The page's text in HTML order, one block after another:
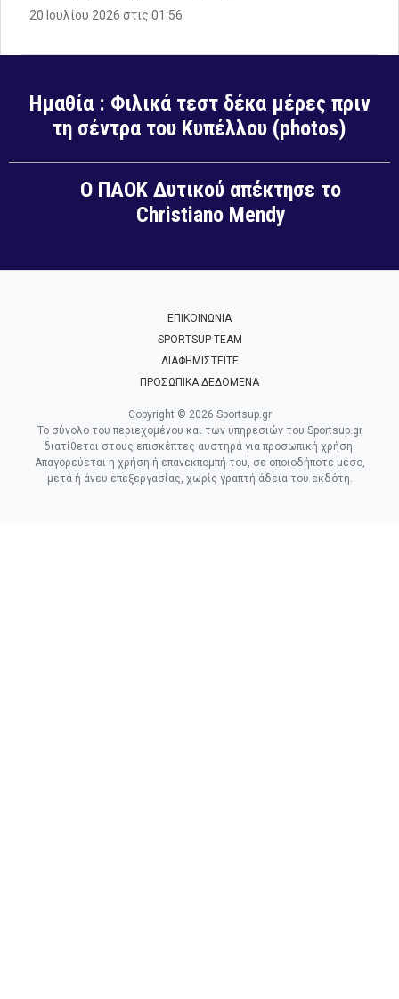
20 Ιουλίου 2026 στις 01:56
Ημαθία : Φιλικά τεστ δέκα μέρες πριν
τη σέντρα του Κυπέλλου (photos)
Ο ΠΑΟΚ Δυτικού απέκτησε το
Christiano Mendy
ΕΠΙΚΟΙΝΩΝΙΑ
SPORTSUP TEAM
ΔΙΑΦΗΜΙΣΤΕΙΤΕ
ΠΡΟΣΩΠΙΚΑ ΔΕΔΟΜΕΝΑ
Copyright © 2026 Sportsup.gr
Το σύνολο του περιεχομένου και των υπηρεσιών του Sportsup.gr
διατίθεται στους επισκέπτες αυστηρά για προσωπική χρήση.
Απαγορεύεται η χρήση ή επανεκπομπή του, σε οποιοδήποτε μέσο,
μετά ή άνευ επεξεργασίας, χωρίς γραπτή άδεια του εκδότη.